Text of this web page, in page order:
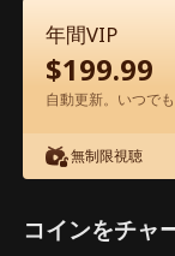
エピソード
れた愛を求
77 78
年間VIP
$199.99
自動更新。いつで
無制限視聴
コインをチャ